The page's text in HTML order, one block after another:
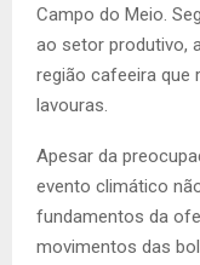
Campo do Meio.
ao setor produtivo,
região cafeeira que
lavouras.
Apesar da
evento climático
fundamentos da
movimentos das